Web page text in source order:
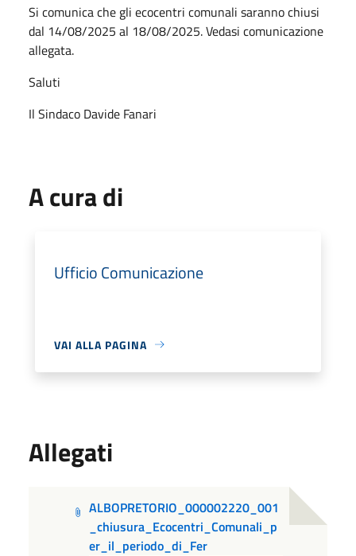
Si comunica che gli ecocentri comunali saranno chiusi
dal 14/08/2025 al 18/08/2025. Vedasi comunicazione
allegata.
Saluti
Il Sindaco Davide Fanari
A cura di
Ufficio Comunicazione
VAI ALLA PAGINA
Allegati
ALBOPRETORIO_000002220_001
_chiusura_Ecocentri_Comunali_p
er_il_periodo_di_Fer